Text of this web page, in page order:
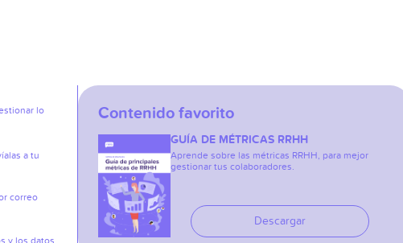
lo
a tu
correo
y los datos
Contenido favorito
GUÍA DE MÉTRICAS RRHH
Aprende sobre las métricas RRHH, para mejor
gestionar tus colaboradores.
Descargar